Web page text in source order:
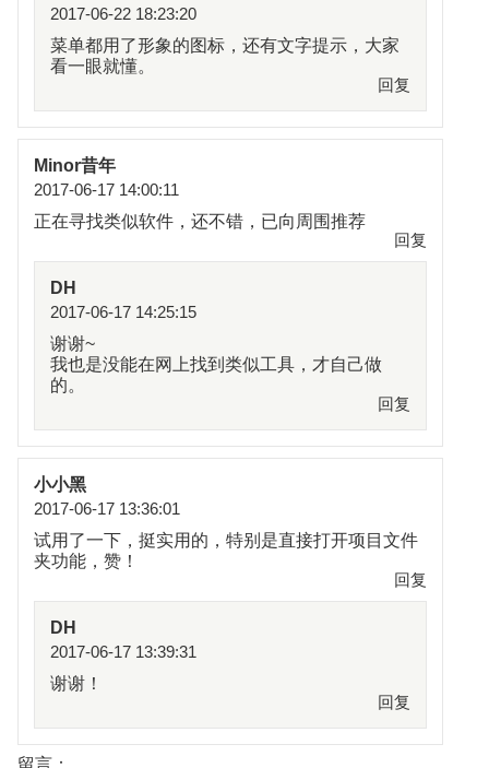
2017-06-22 18:23:20
菜单都用了形象的图标，还有文字提示，大家
看一眼就懂。
回复
Minor昔年
2017-06-17 14:00:11
正在寻找类似软件，还不错，已向周围推荐
回复
DH
2017-06-17 14:25:15
谢谢~
我也是没能在网上找到类似工具，才自己做
的。
回复
小小黑
2017-06-17 13:36:01
试用了一下，挺实用的，特别是直接打开项目文件
夹功能，赞！
回复
DH
2017-06-17 13:39:31
谢谢！
回复
留言：